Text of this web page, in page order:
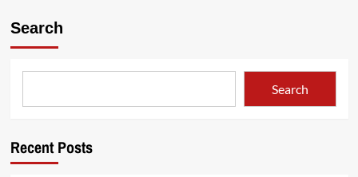
Search
Search
Recent Posts